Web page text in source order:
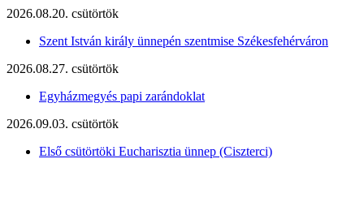
2026.08.20. csütörtök
Szent István király ünnepén szentmise Székesfehérváron
2026.08.27. csütörtök
Egyházmegyés papi zarándoklat
2026.09.03. csütörtök
Első csütörtöki Eucharisztia ünnep (Ciszterci)